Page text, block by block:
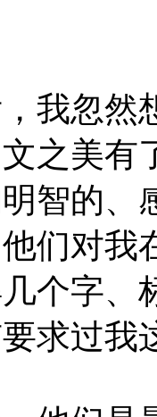
忽然
之美有
智的、
们对我
个字、
求过我